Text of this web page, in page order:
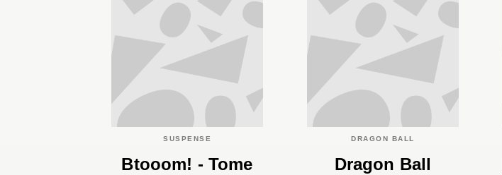
SUSPENSE
Btooom! - Tome
DRAGON BALL
Dragon Ball